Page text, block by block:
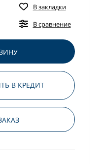
В закладки
В сравнение
В КРЕДИТ